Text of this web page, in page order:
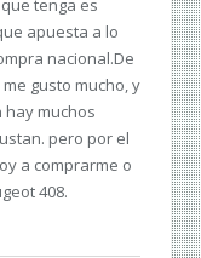
tenga es
apuesta a lo
nacional.De
gusto mucho, y
hay muchos
pero por el
a comprarme o
408.